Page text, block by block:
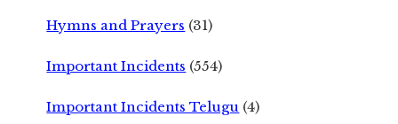
Hymns and Prayers (31)
Important Incidents (554)
Important Incidents Telugu (4)